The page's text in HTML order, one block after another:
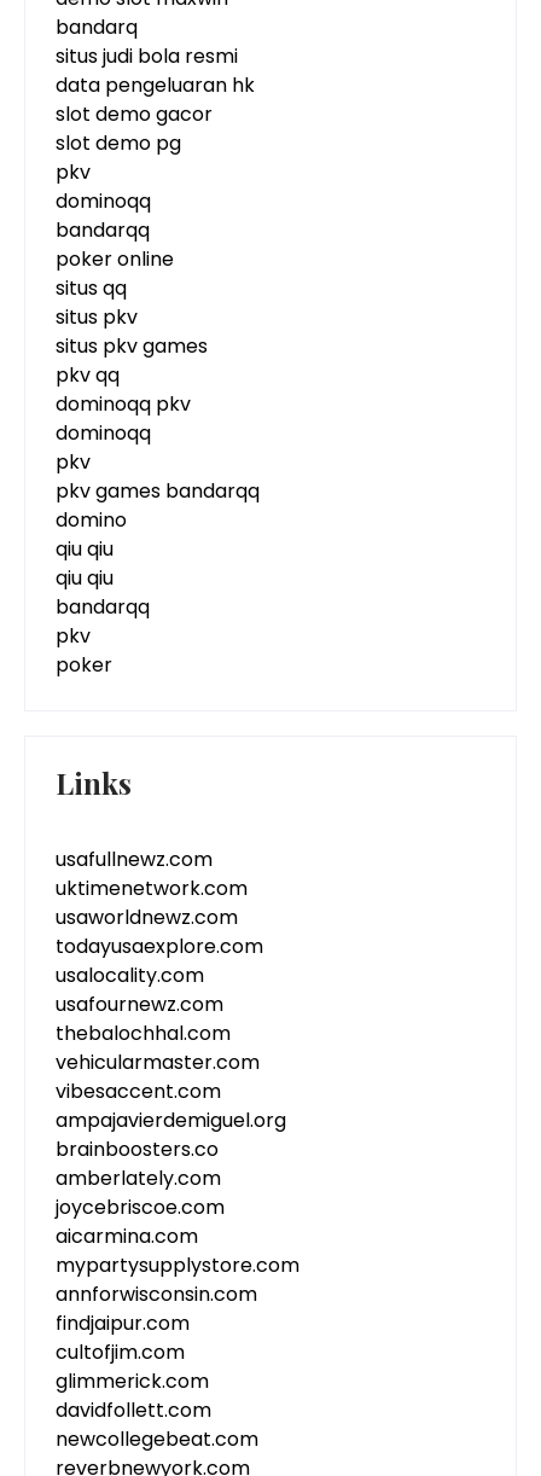
bandarq
situs judi bola resmi
data pengeluaran hk
slot demo gacor
slot demo pg
pkv
dominoqq
bandarqq
poker online
situs qq
situs pkv
situs pkv games
pkv qq
dominoqq pkv
dominoqq
pkv
pkv games bandarqq
domino
qiu qiu
qiu qiu
bandarqq
pkv
poker
Links
usafullnewz.com
uktimenetwork.com
usaworldnewz.com
todayusaexplore.com
usalocality.com
usafournewz.com
thebalochhal.com
vehicularmaster.com
vibesaccent.com
ampajavierdemiguel.org
brainboosters.co
amberlately.com
joycebriscoe.com
aicarmina.com
mypartysupplystore.com
annforwisconsin.com
findjaipur.com
cultofjim.com
glimmerick.com
davidfollett.com
newcollegebeat.com
reverbnewyork.com